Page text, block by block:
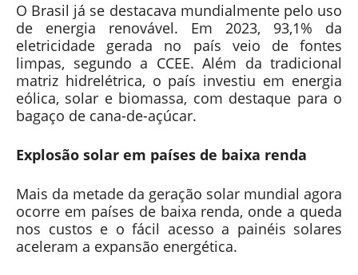
O Brasil já se destacava mundialmente pelo uso
de energia renovável. Em 2023, 93,1% da
eletricidade gerada no país veio de fontes
limpas, segundo a CCEE. Além da tradicional
matriz hidrelétrica, o país investiu em energia
eólica, solar e biomassa, com destaque para o
bagaço de cana-de-açúcar.
Explosão solar em países de baixa renda
Mais da metade da geração solar mundial agora
ocorre em países de baixa renda, onde a queda
nos custos e o fácil acesso a painéis solares
aceleram a expansão energética.